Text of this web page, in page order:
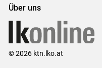
Über uns
© 2026 ktn.lko.at